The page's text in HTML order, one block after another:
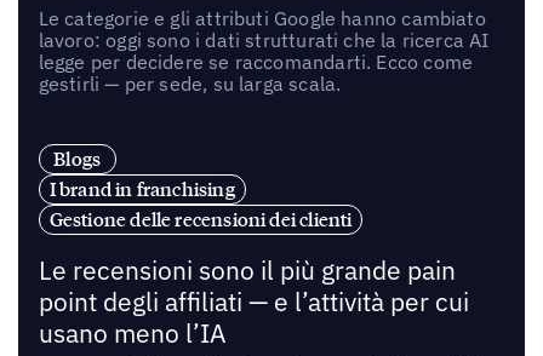
Le categorie e gli attributi Google hanno cambiato
lavoro: oggi sono i dati strutturati che la ricerca AI
legge per decidere se raccomandarti. Ecco come
gestirli — per sede, su larga scala.
Blogs
I brand in franchising
Gestione delle recensioni dei clienti
Le recensioni sono il più grande pain
point degli affiliati — e l’attività per cui
usano meno l’IA